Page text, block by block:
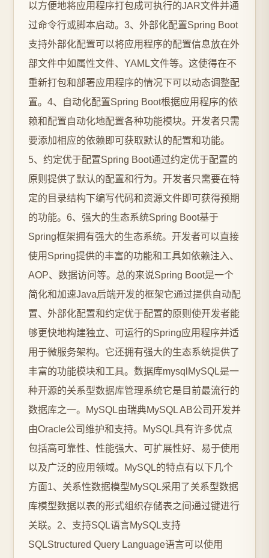
以方便地将应用程序打包成可执行的JAR文件并通
过命令行或脚本启动。3、外部化配置Spring Boot
支持外部化配置可以将应用程序的配置信息放在外
部文件中如属性文件、YAML文件等。这使得在不
重新打包和部署应用程序的情况下可以动态调整配
置。4、自动化配置Spring Boot根据应用程序的依
赖和配置自动化地配置各种功能模块。开发者只需
要添加相应的依赖即可获取默认的配置和功能。
5、约定优于配置Spring Boot通过约定优于配置的
原则提供了默认的配置和行为。开发者只需要在特
定的目录结构下编写代码和资源文件即可获得预期
的功能。6、强大的生态系统Spring Boot基于
Spring框架拥有强大的生态系统。开发者可以直接
使用Spring提供的丰富的功能和工具如依赖注入、
AOP、数据访问等。总的来说Spring Boot是一个
简化和加速Java后端开发的框架它通过提供自动配
置、外部化配置和约定优于配置的原则使开发者能
够更快地构建独立、可运行的Spring应用程序并适
用于微服务架构。它还拥有强大的生态系统提供了
丰富的功能模块和工具。数据库mysqlMySQL是一
种开源的关系型数据库管理系统它是目前最流行的
数据库之一。MySQL由瑞典MySQL AB公司开发并
由Oracle公司维护和支持。MySQL具有许多优点
包括高可靠性、性能强大、可扩展性好、易于使用
以及广泛的应用领域。MySQL的特点有以下几个
方面1、关系性数据模型MySQL采用了关系型数据
库模型数据以表的形式组织存储表之间通过键进行
关联。2、支持SQL语言MySQL支持
SQLStructured Query Language语言可以使用